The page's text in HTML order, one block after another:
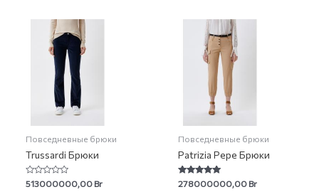
Повседневные брюки
Trussardi Брюки
Rated
0
513000000,00Br
Повседневные брюки
Patrizia Pepe Брюки
Rated
5.00
278000000,00Br